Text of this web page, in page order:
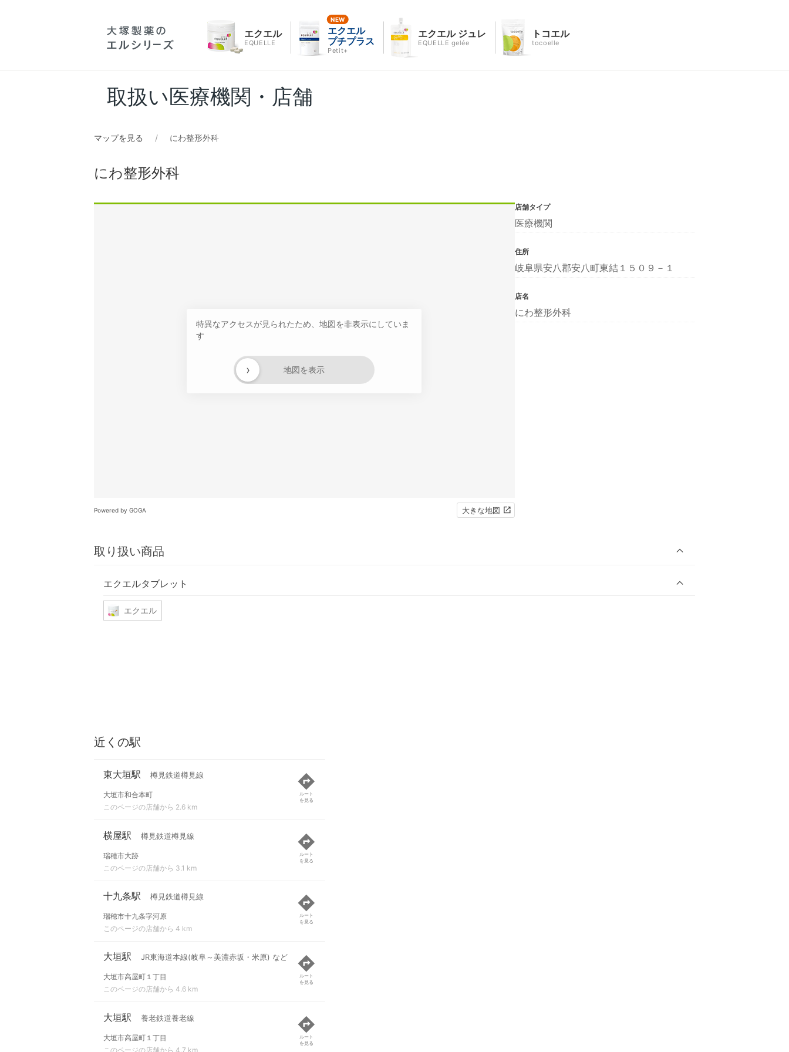
エクエル
EQUELLE
エクエル
プチプラス
Petit+
エクエル ジュレ
EQUELLE gelée
トコエル
tocoelle
取扱い医療機関・店舗
マップを見る にわ整形外科
にわ整形外科
特異なアクセスが見られたため、地図を非表示にしていま
す
地図を表示
›
Powered by GOGA 大きな地図
取り扱い商品
エクエルタブレット
エクエル
店舗タイプ
医療機関
住所
岐阜県安八郡安八町東結１５０９－１
店名
にわ整形外科
近くの駅
東大垣駅 樽見鉄道樽見線
大垣市和合本町
このページの店舗から 2.6 km
ルート
を見る
横屋駅 樽見鉄道樽見線
瑞穂市大跡
このページの店舗から 3.1 km
ルート
を見る
十九条駅 樽見鉄道樽見線
瑞穂市十九条字河原
このページの店舗から 4 km
ルート
を見る
大垣駅 JR東海道本線(岐阜～美濃赤坂・米原) など
大垣市高屋町１丁目
このページの店舗から 4.6 km
ルート
を見る
大垣駅 養老鉄道養老線
大垣市高屋町１丁目
このページの店舗から 4.7 km
ルート
を見る